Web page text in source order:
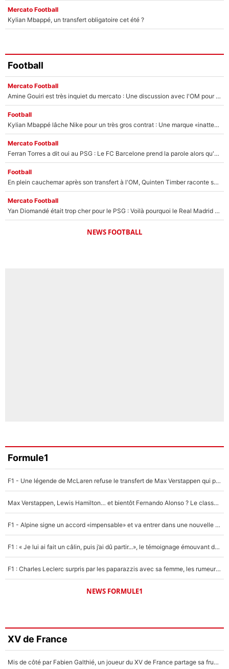
Mercato Football
Kylian Mbappé, un transfert obligatoire cet été ?
Football
Mercato Football
Amine Gouiri est très inquiet du mercato : Une discussion avec l'OM pour acter son transfert !
Football
Kylian Mbappé lâche Nike pour un très gros contrat : Une marque «inattendue» va frapper très fort
Mercato Football
Ferran Torres a dit oui au PSG : Le FC Barcelone prend la parole alors qu'un transfert de l'attaquant espagnol prend forme
Football
En plein cauchemar après son transfert à l'OM, Quinten Timber raconte ses doutes après sa signature à Marseille
Mercato Football
Yan Diomandé était trop cher pour le PSG : Voilà pourquoi le Real Madrid a accepté de payer la somme record de 140M€ pour boucler son transfert !
NEWS FOOTBALL
Formule1
F1 - Une légende de McLaren refuse le transfert de Max Verstappen qui pourrait «faire des vagues» et plomber l'ambiance dans l'équipe
Max Verstappen, Lewis Hamilton… et bientôt Fernando Alonso ? Le classement des pilotes les mieux payés en Formule 1 risque de changer !
F1 - Alpine signe un accord «impensable» et va entrer dans une nouvelle dimension : Grande nouvelle pour Pierre Gasly !
F1 : « Je lui ai fait un câlin, puis j’ai dû partir...», le témoignage émouvant de Max Verstappen sur sa fille
F1 : Charles Leclerc surpris par les paparazzis avec sa femme, les rumeurs étaient vraies !
NEWS FORMULE1
XV de France
Mis de côté par Fabien Galthié, un joueur du XV de France partage sa frustration : «ils ne me l’ont pas dit tout de suite»